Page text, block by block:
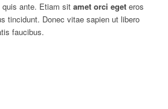
quis ante. Etiam sit amet orci egeteros
tincidunt. Donec vitae sapien ut libero
faucibus.